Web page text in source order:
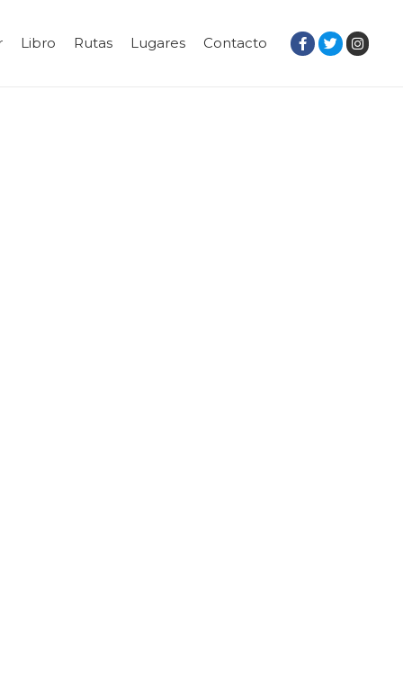
Libro Rutas Lugares Contacto